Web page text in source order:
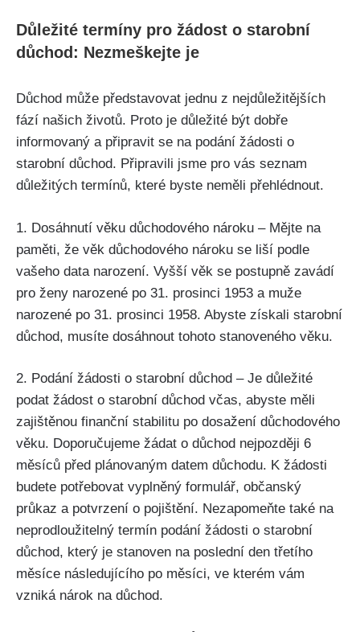
Důležité termíny pro žádost o starobní
důchod: Nezmeškejte je
Důchod může představovat jednu z nejdůležitějších
fází našich životů. Proto je důležité být dobře
informovaný a připravit se na podání žádosti o
starobní důchod. Připravili jsme pro vás seznam
důležitých termínů, které byste neměli přehlédnout.
1. Dosáhnutí věku důchodového nároku – Mějte na
paměti, že věk důchodového nároku se liší podle
vašeho data narození. Vyšší věk se postupně zavádí
pro ženy narozené po 31. prosinci 1953 a muže
narozené po 31. prosinci 1958. Abyste získali starobní
důchod, musíte dosáhnout tohoto stanoveného věku.
2. Podání žádosti o starobní důchod – Je důležité
podat žádost o starobní důchod včas, abyste měli
zajištěnou finanční stabilitu po dosažení důchodového
věku. Doporučujeme žádat o důchod nejpozději 6
měsíců před plánovaným datem důchodu. K žádosti
budete potřebovat vyplněný formulář, občanský
průkaz a potvrzení o pojištění. Nezapomeňte také na
neprodloužitelný termín podání žádosti o starobní
důchod, který je stanoven na poslední den třetího
měsíce následujícího po měsíci, ve kterém vám
vzniká nárok na důchod.